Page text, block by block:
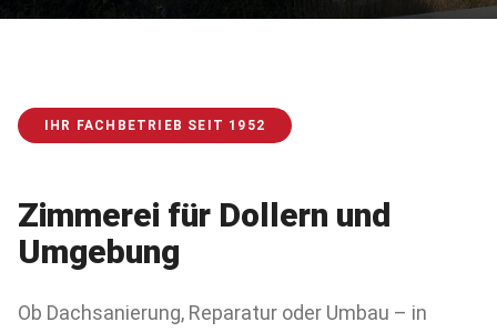
IHR FACHBETRIEB SEIT 1952
Zimmerei für Dollern und
Umgebung
Ob Dachsanierung, Reparatur oder Umbau – in